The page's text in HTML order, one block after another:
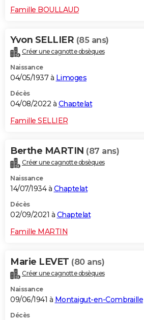
Famille BOULLAUD
Yvon SELLIER (85 ans)
Créer une cagnotte obsèques
Naissance
04/05/1937 à Limoges
Décès
04/08/2022 à Chaptelat
Famille SELLIER
Berthe MARTIN (87 ans)
Créer une cagnotte obsèques
Naissance
14/07/1934 à Chaptelat
Décès
02/09/2021 à Chaptelat
Famille MARTIN
Marie LEVET (80 ans)
Créer une cagnotte obsèques
Naissance
09/06/1941 à Montaigut-en-Combraille
Décès